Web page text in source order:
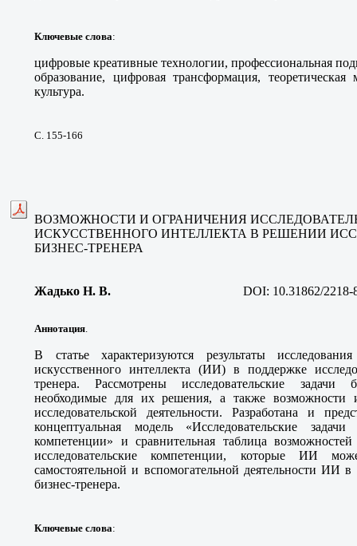
Ключевые слова:
цифровые креативные технологии, профессиональная
образование, цифровая трансформация, теоретическая
культура.
С. 155-166
ВОЗМОЖНОСТИ И ОГРАНИЧЕНИЯ
ИСКУССТВЕННОГО ИНТЕЛЛЕКТА В РЕШЕНИИ
БИЗНЕС-ТРЕНЕРА
Жадько Н. В. DOI: 10.31862/
Аннотация
В статье характеризуются результаты
искусственного интеллекта (ИИ) в поддержке
тренера. Рассмотрены исследовательские задачи
необходимые для их решения, а также
исследовательской деятельности. Разработана и
концептуальная модель «Исследовательские
компетенции» и сравнительная таблица
исследовательские компетенции, которые ИИ
самостоятельной и вспомогательной деятельности ИИ в
бизнес-тренера.
Ключевые слова: